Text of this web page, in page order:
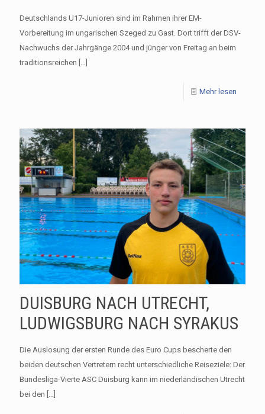
Deutschlands U17-Junioren sind im Rahmen ihrer EM-
Vorbereitung im ungarischen Szeged zu Gast. Dort trifft der DSV-
Nachwuchs der Jahrgänge 2004 und jünger von Freitag an beim
traditionsreichen […]
Mehr lesen
DUISBURG NACH UTRECHT,
LUDWIGSBURG NACH SYRAKUS
Die Auslosung der ersten Runde des Euro Cups bescherte den
beiden deutschen Vertretern recht unterschiedliche Reiseziele: Der
Bundesliga-Vierte ASC Duisburg kann im niederländischen Utrecht
bei den […]